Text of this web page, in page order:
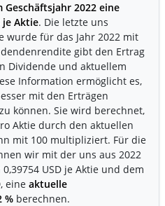
Geschäftsjahr 2022 eine
je Aktie. Die letzte uns
wurde für das Jahr 2022 mit
gibt den Ertrag
Dividende und aktuellem
Information ermöglicht es,
mit den Erträgen
können. Sie wird berechnet,
Aktie durch den aktuellen
mit 100 multipliziert. Für die
wir mit der uns aus 2022
USD je Aktie und dem
eine aktuelle
% berechnen.